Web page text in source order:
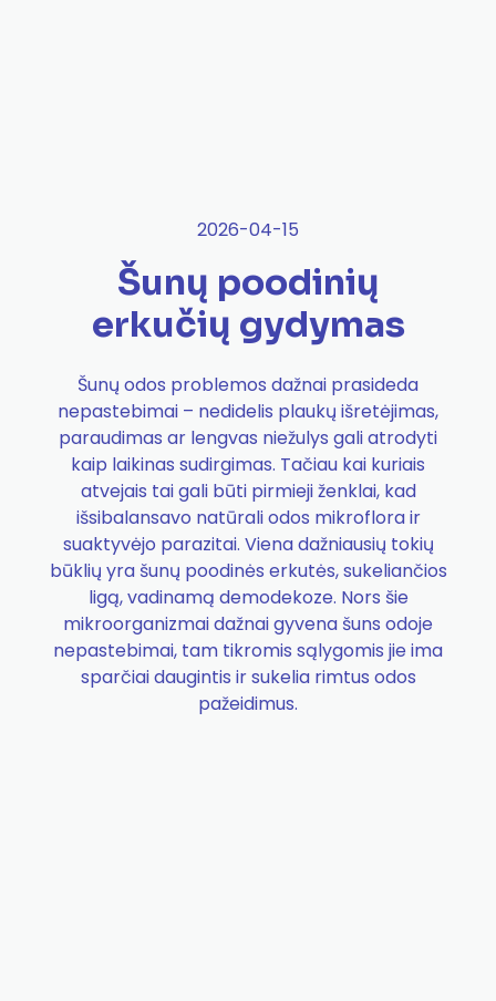
2026-04-15
Šunų poodinių
erkučių gydymas
Šunų odos problemos dažnai prasideda
nepastebimai – nedidelis plaukų išretėjimas,
paraudimas ar lengvas niežulys gali atrodyti
kaip laikinas sudirgimas. Tačiau kai kuriais
atvejais tai gali būti pirmieji ženklai, kad
išsibalansavo natūrali odos mikroflora ir
suaktyvėjo parazitai. Viena dažniausių tokių
būklių yra šunų poodinės erkutės, sukeliančios
ligą, vadinamą demodekoze. Nors šie
mikroorganizmai dažnai gyvena šuns odoje
nepastebimai, tam tikromis sąlygomis jie ima
sparčiai daugintis ir sukelia rimtus odos
pažeidimus.